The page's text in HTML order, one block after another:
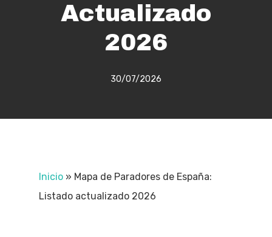
Actualizado
2026
30/07/2026
Inicio » Mapa de Paradores de España:
Listado actualizado 2026